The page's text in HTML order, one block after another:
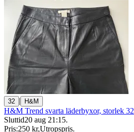
32 | H&M
H&M Trend svarta läderbyxor, storlek 32
Sluttid20 aug 21:15.
Pris:250 kr,Utropspris.